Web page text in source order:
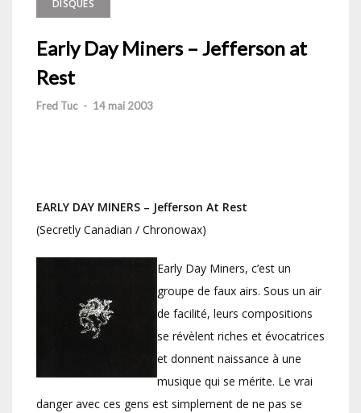
DISQUES
Early Day Miners – Jefferson at
Rest
Fred Tuc - 14 mai 2003
EARLY DAY MINERS – Jefferson At Rest
(Secretly Canadian / Chronowax)
Early Day Miners, c’est un
groupe de faux airs. Sous un air
de facilité, leurs compositions
se révèlent riches et évocatrices
et donnent naissance à une
musique qui se mérite. Le vrai
danger avec ces gens est simplement de ne pas se